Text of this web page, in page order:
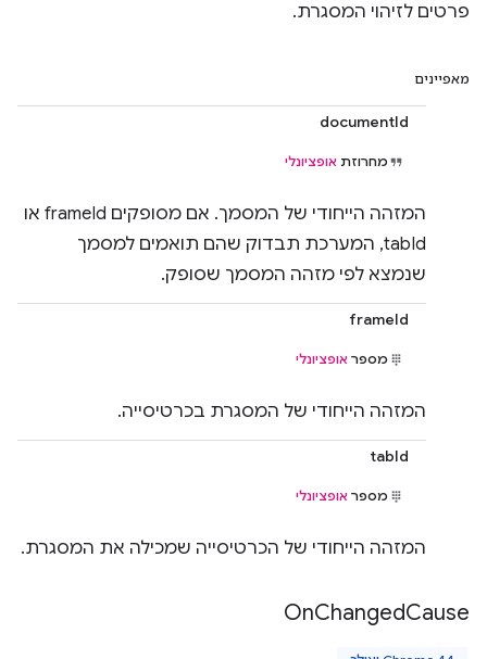
פרטים לזיהוי המסגרת.
מאפיינים
documentId
מחרוזת אופציונלי
המזהה הייחודי של המסמך. אם מסופקים frameId או
tabId, המערכת תבדוק שהם תואמים למסמך
שנמצא לפי מזהה המסמך שסופק.
frameId
מספר אופציונלי
המזהה הייחודי של המסגרת בכרטיסייה.
tabId
מספר אופציונלי
המזהה הייחודי של הכרטיסייה שמכילה את המסגרת.
OnChangedCause